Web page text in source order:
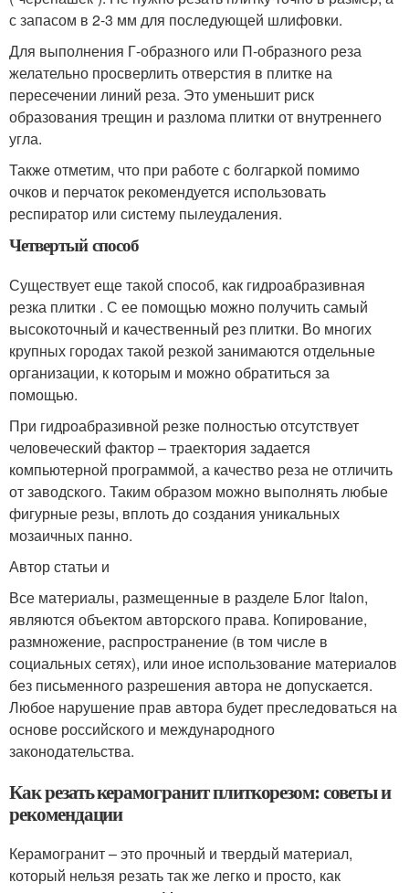
с запасом в 2-3 мм для последующей шлифовки.
Для выполнения Г-образного или П-образного реза
желательно просверлить отверстия в плитке на
пересечении линий реза. Это уменьшит риск
образования трещин и разлома плитки от внутреннего
угла.
Также отметим, что при работе с болгаркой помимо
очков и перчаток рекомендуется использовать
респиратор или систему пылеудаления.
Четвертый способ
Существует еще такой способ, как гидроабразивная
резка плитки . С ее помощью можно получить самый
высокоточный и качественный рез плитки. Во многих
крупных городах такой резкой занимаются отдельные
организации, к которым и можно обратиться за
помощью.
При гидроабразивной резке полностью отсутствует
человеческий фактор – траектория задается
компьютерной программой, а качество реза не отличить
от заводского. Таким образом можно выполнять любые
фигурные резы, вплоть до создания уникальных
мозаичных панно.
Автор статьи и
Все материалы, размещенные в разделе Блог Italon,
являются объектом авторского права. Копирование,
размножение, распространение (в том числе в
социальных сетях), или иное использование материалов
без письменного разрешения автора не допускается.
Любое нарушение прав автора будет преследоваться на
основе российского и международного
законодательства.
Как резать керамогранит плиткорезом: советы и
рекомендации
Керамогранит – это прочный и твердый материал,
который нельзя резать так же легко и просто, как